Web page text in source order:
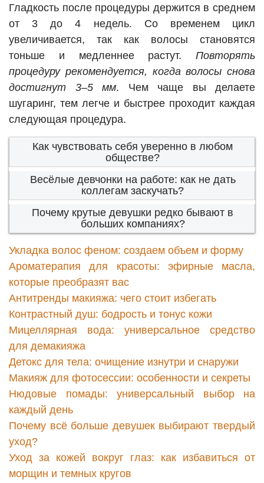
Гладкость после процедуры держится в среднем
от 3 до 4 недель. Со временем цикл
увеличивается, так как волосы становятся
тоньше и медленнее растут. Повторять
процедуру рекомендуется, когда волосы снова
достигнут 3–5 мм. Чем чаще вы делаете
шугаринг, тем легче и быстрее проходит каждая
следующая процедура.
Как чувствовать себя уверенно в любом
обществе?
Весёлые девчонки на работе: как не дать
коллегам заскучать?
Почему крутые девушки редко бывают в
больших компаниях?
Укладка волос феном: создаем объем и форму
Ароматерапия для красоты: эфирные масла,
которые преобразят вас
Антитренды макияжа: чего стоит избегать
Контрастный душ: бодрость и тонус кожи
Мицеллярная вода: универсальное средство
для демакияжа
Детокс для тела: очищение изнутри и снаружи
Макияж для фотосессии: особенности и секреты
Нюдовые помады: универсальный выбор на
каждый день
Почему всё больше девушек выбирают твердый
уход?
Уход за кожей вокруг глаз: как избавиться от
морщин и темных кругов